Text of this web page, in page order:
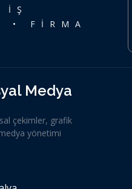
İŞ
• FİRMA
Medya
çekimler, grafik
yönetimi